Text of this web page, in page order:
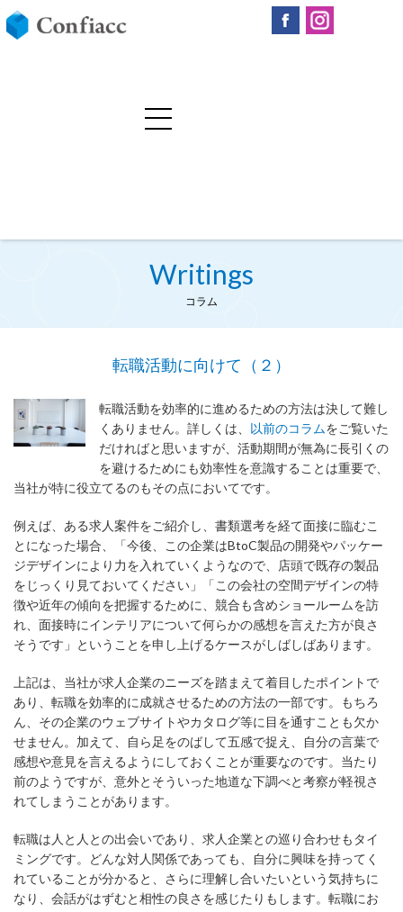
Writings
コラム
転職活動に向けて（２）
転職活動を効率的に進めるための方法は決して難し
くありません。詳しくは、 以前のコラムをご覧いた
だければと思いますが、活動期間が無為に長引くの
を避けるためにも効率性を意識することは重要で、
当社が特に役立てるのもその点においてです。
例えば、ある求人案件をご紹介し、書類選考を経て面接に臨むこ
とになった場合、「今後、この企業はBtoC製品の開発やパッケー
ジデザインにより力を入れていくようなので、店頭で既存の製品
をじっくり見ておいてください」「この会社の空間デザインの特
徴や近年の傾向を把握するために、競合も含めショールームを訪
れ、面接時にインテリアについて何らかの感想を言えた方が良さ
そうです」ということを申し上げるケースがしばしばあります。
上記は、当社が求人企業のニーズを踏まえて着目したポイントで
あり、転職を効率的に成就させるための方法の一部です。もちろ
ん、その企業のウェブサイトやカタログ等に目を通すことも欠か
せません。加えて、自ら足をのばして五感で捉え、自分の言葉で
感想や意見を言えるようにしておくことが重要なのです。当たり
前のようですが、意外とそういった地道な下調べと考察が軽視さ
れてしまうことがあります。
転職は人と人との出会いであり、求人企業との巡り合わせもタイ
ミングです。どんな対人関係であっても、自分に興味を持ってく
れていることが分かると、さらに理解し合いたいという気持ちに
なり、会話がはずむと相性の良さを感じたりもします。転職にお